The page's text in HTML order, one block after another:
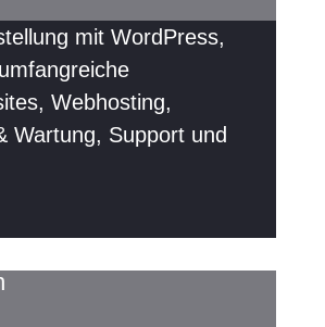
mit WordPress,
Webhosting,
Wartung, Support und